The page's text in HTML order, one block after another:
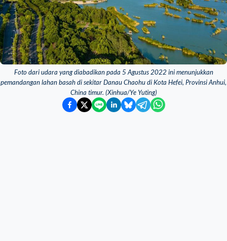
Foto dari udara yang diabadikan pada 5 Agustus 2022 ini menunjukkan
pemandangan lahan basah di sekitar Danau Chaohu di Kota Hefei, Provinsi Anhui,
China timur. (Xinhua/Ye Yuting)